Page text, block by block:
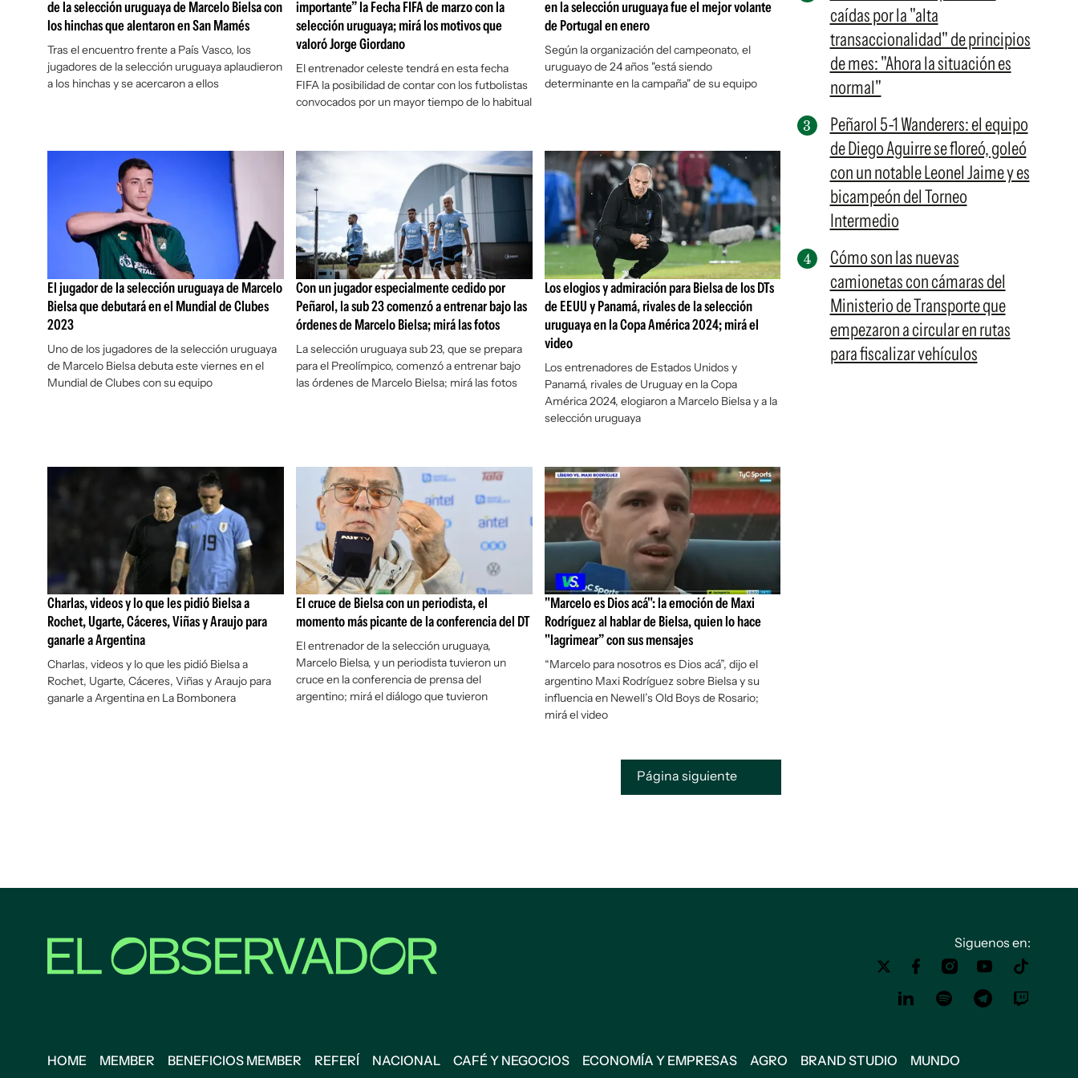
de la selección uruguaya de Marcelo Bielsa con
los hinchas que alentaron en San Mamés
Tras el encuentro frente a País Vasco, los
jugadores de la selección uruguaya aplaudieron
a los hinchas y se acercaron a ellos
importante” la Fecha FIFA de marzo con la
selección uruguaya; mirá los motivos que
valoró Jorge Giordano
El entrenador celeste tendrá en esta fecha
FIFA la posibilidad de contar con los futbolistas
convocados por un mayor tiempo de lo habitual
en la selección uruguaya fue el mejor volante
de Portugal en enero
Según la organización del campeonato, el
uruguayo de 24 años "está siendo
determinante en la campaña" de su equipo
El jugador de la selección uruguaya de Marcelo
Bielsa que debutará en el Mundial de Clubes
2023
Uno de los jugadores de la selección uruguaya
de Marcelo Bielsa debuta este viernes en el
Mundial de Clubes con su equipo
Con un jugador especialmente cedido por
Peñarol, la sub 23 comenzó a entrenar bajo las
órdenes de Marcelo Bielsa; mirá las fotos
La selección uruguaya sub 23, que se prepara
para el Preolímpico, comenzó a entrenar bajo
las órdenes de Marcelo Bielsa; mirá las fotos
Los elogios y admiración para Bielsa de los DTs
de EEUU y Panamá, rivales de la selección
uruguaya en la Copa América 2024; mirá el
video
Los entrenadores de Estados Unidos y
Panamá, rivales de Uruguay en la Copa
América 2024, elogiaron a Marcelo Bielsa y a la
selección uruguaya
Charlas, videos y lo que les pidió Bielsa a
Rochet, Ugarte, Cáceres, Viñas y Araujo para
ganarle a Argentina
Charlas, videos y lo que les pidió Bielsa a
Rochet, Ugarte, Cáceres, Viñas y Araujo para
ganarle a Argentina en La Bombonera
El cruce de Bielsa con un periodista, el
momento más picante de la conferencia del DT
El entrenador de la selección uruguaya,
Marcelo Bielsa, y un periodista tuvieron un
cruce en la conferencia de prensa del
argentino; mirá el diálogo que tuvieron
"Marcelo es Dios acá": la emoción de Maxi
Rodríguez al hablar de Bielsa, quien lo hace
"lagrimear” con sus mensajes
“Marcelo para nosotros es Dios acá”, dijo el
argentino Maxi Rodríguez sobre Bielsa y su
influencia en Newell’s Old Boys de Rosario;
mirá el video
Página siguiente
caídas por la "alta
transaccionalidad" de principios
de mes: "Ahora la situación es
normal"
Peñarol 5-1 Wanderers: el equipo
de Diego Aguirre se floreó, goleó
con un notable Leonel Jaime y es
bicampeón del Torneo
Intermedio
Cómo son las nuevas
camionetas con cámaras del
Ministerio de Transporte que
empezaron a circular en rutas
para fiscalizar vehículos
Siguenos en:
HOME MEMBER BENEFICIOS MEMBER REFERÍ NACIONAL CAFÉ Y NEGOCIOS ECONOMÍA Y EMPRESAS AGRO BRAND STUDIO MUNDO